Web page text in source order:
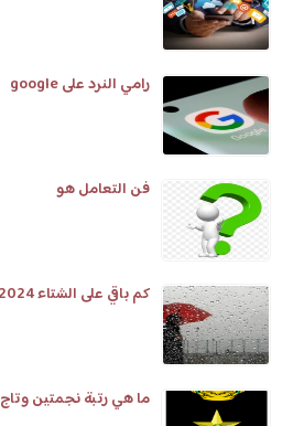
رامي النرد على google
فن التعامل هو
كم باقي على الشتاء 2024 العد التنازلي
ما هي رتبة نجمتين وتاج